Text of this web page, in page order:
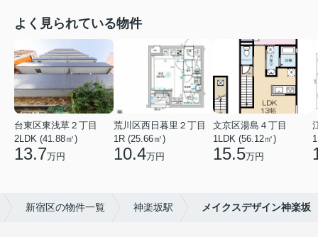
よく見られている物件
台東区東浅草２丁目
2LDK (41.88㎡)
13.7万円
荒川区西日暮里２丁目
1R (25.66㎡)
10.4万円
文京区湯島４丁目
1LDK (56.12㎡)
15.5万円
新宿区の物件一覧 神楽坂駅 メイクスデザイン神楽坂